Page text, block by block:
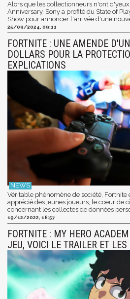
Alors que les collectionneurs n'ont
Anniversary, Sony a profité du State of
Show pour annoncer l'arrivée d'une
25/09/2024, 09:11
FORTNITE : UNE AMENDE
DOLLARS POUR LA
EXPLICATIONS
Véritable phénomène de société, Fortnite
apprécié des jeunes joueurs, le coeur de
concernant les collectes de données
19/12/2022, 18:57
FORTNITE : MY HERO
JEU, VOICI LE TRAILER ET